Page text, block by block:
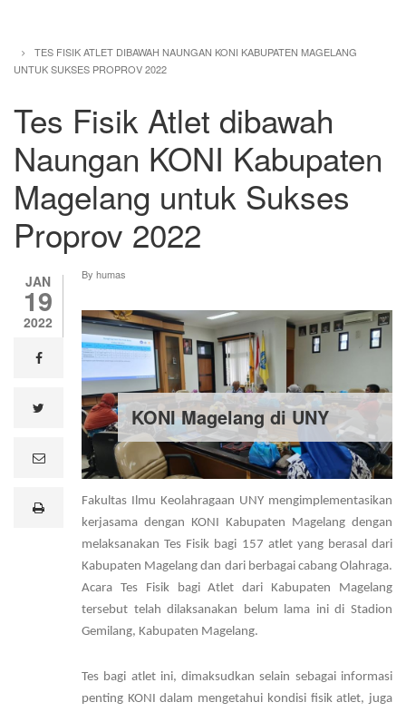
TES FISIK ATLET DIBAWAH NAUNGAN KONI KABUPATEN MAGELANG
UNTUK SUKSES PROPROV 2022
Tes Fisik Atlet dibawah
Naungan KONI Kabupaten
Magelang untuk Sukses
Proprov 2022
JAN
19
2022
facebook
e
lprint
By humas
KONI Magelang di UNY
Fakultas Ilmu Keolahragaan UNY mengimplementasikan
kerjasama dengan KONI Kabupaten Magelang dengan
melaksanakan Tes Fisik bagi 157 atlet yang berasal dari
Kabupaten Magelang dan dari berbagai cabang Olahraga.
Acara Tes Fisik bagi Atlet dari Kabupaten Magelang
tersebut telah dilaksanakan belum lama ini di Stadion
Gemilang, Kabupaten Magelang.
Tes bagi atlet ini, dimaksudkan selain sebagai informasi
penting KONI dalam mengetahui kondisi fisik atlet, juga